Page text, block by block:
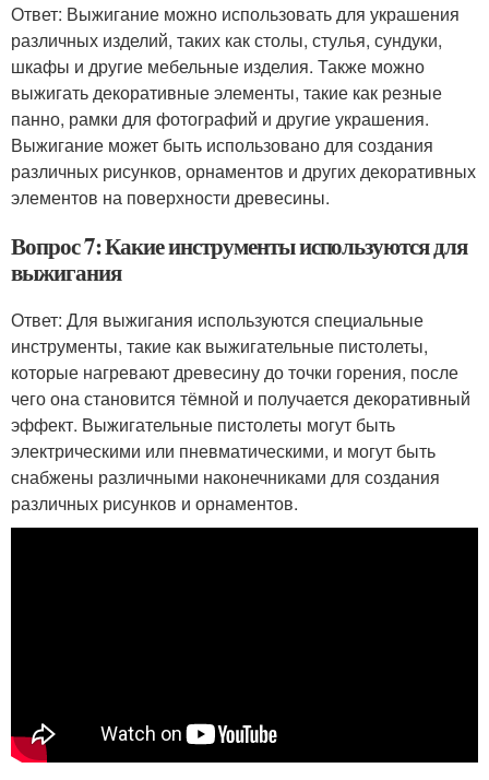
Ответ: Выжигание можно использовать для украшения
различных изделий, таких как столы, стулья, сундуки,
шкафы и другие мебельные изделия. Также можно
выжигать декоративные элементы, такие как резные
панно, рамки для фотографий и другие украшения.
Выжигание может быть использовано для создания
различных рисунков, орнаментов и других декоративных
элементов на поверхности древесины.
Вопрос 7: Какие инструменты используются для
выжигания
Ответ: Для выжигания используются специальные
инструменты, такие как выжигательные пистолеты,
которые нагревают древесину до точки горения, после
чего она становится тёмной и получается декоративный
эффект. Выжигательные пистолеты могут быть
электрическими или пневматическими, и могут быть
снабжены различными наконечниками для создания
различных рисунков и орнаментов.